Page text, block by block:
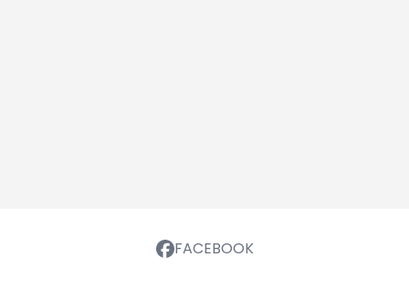
FACEBOOK